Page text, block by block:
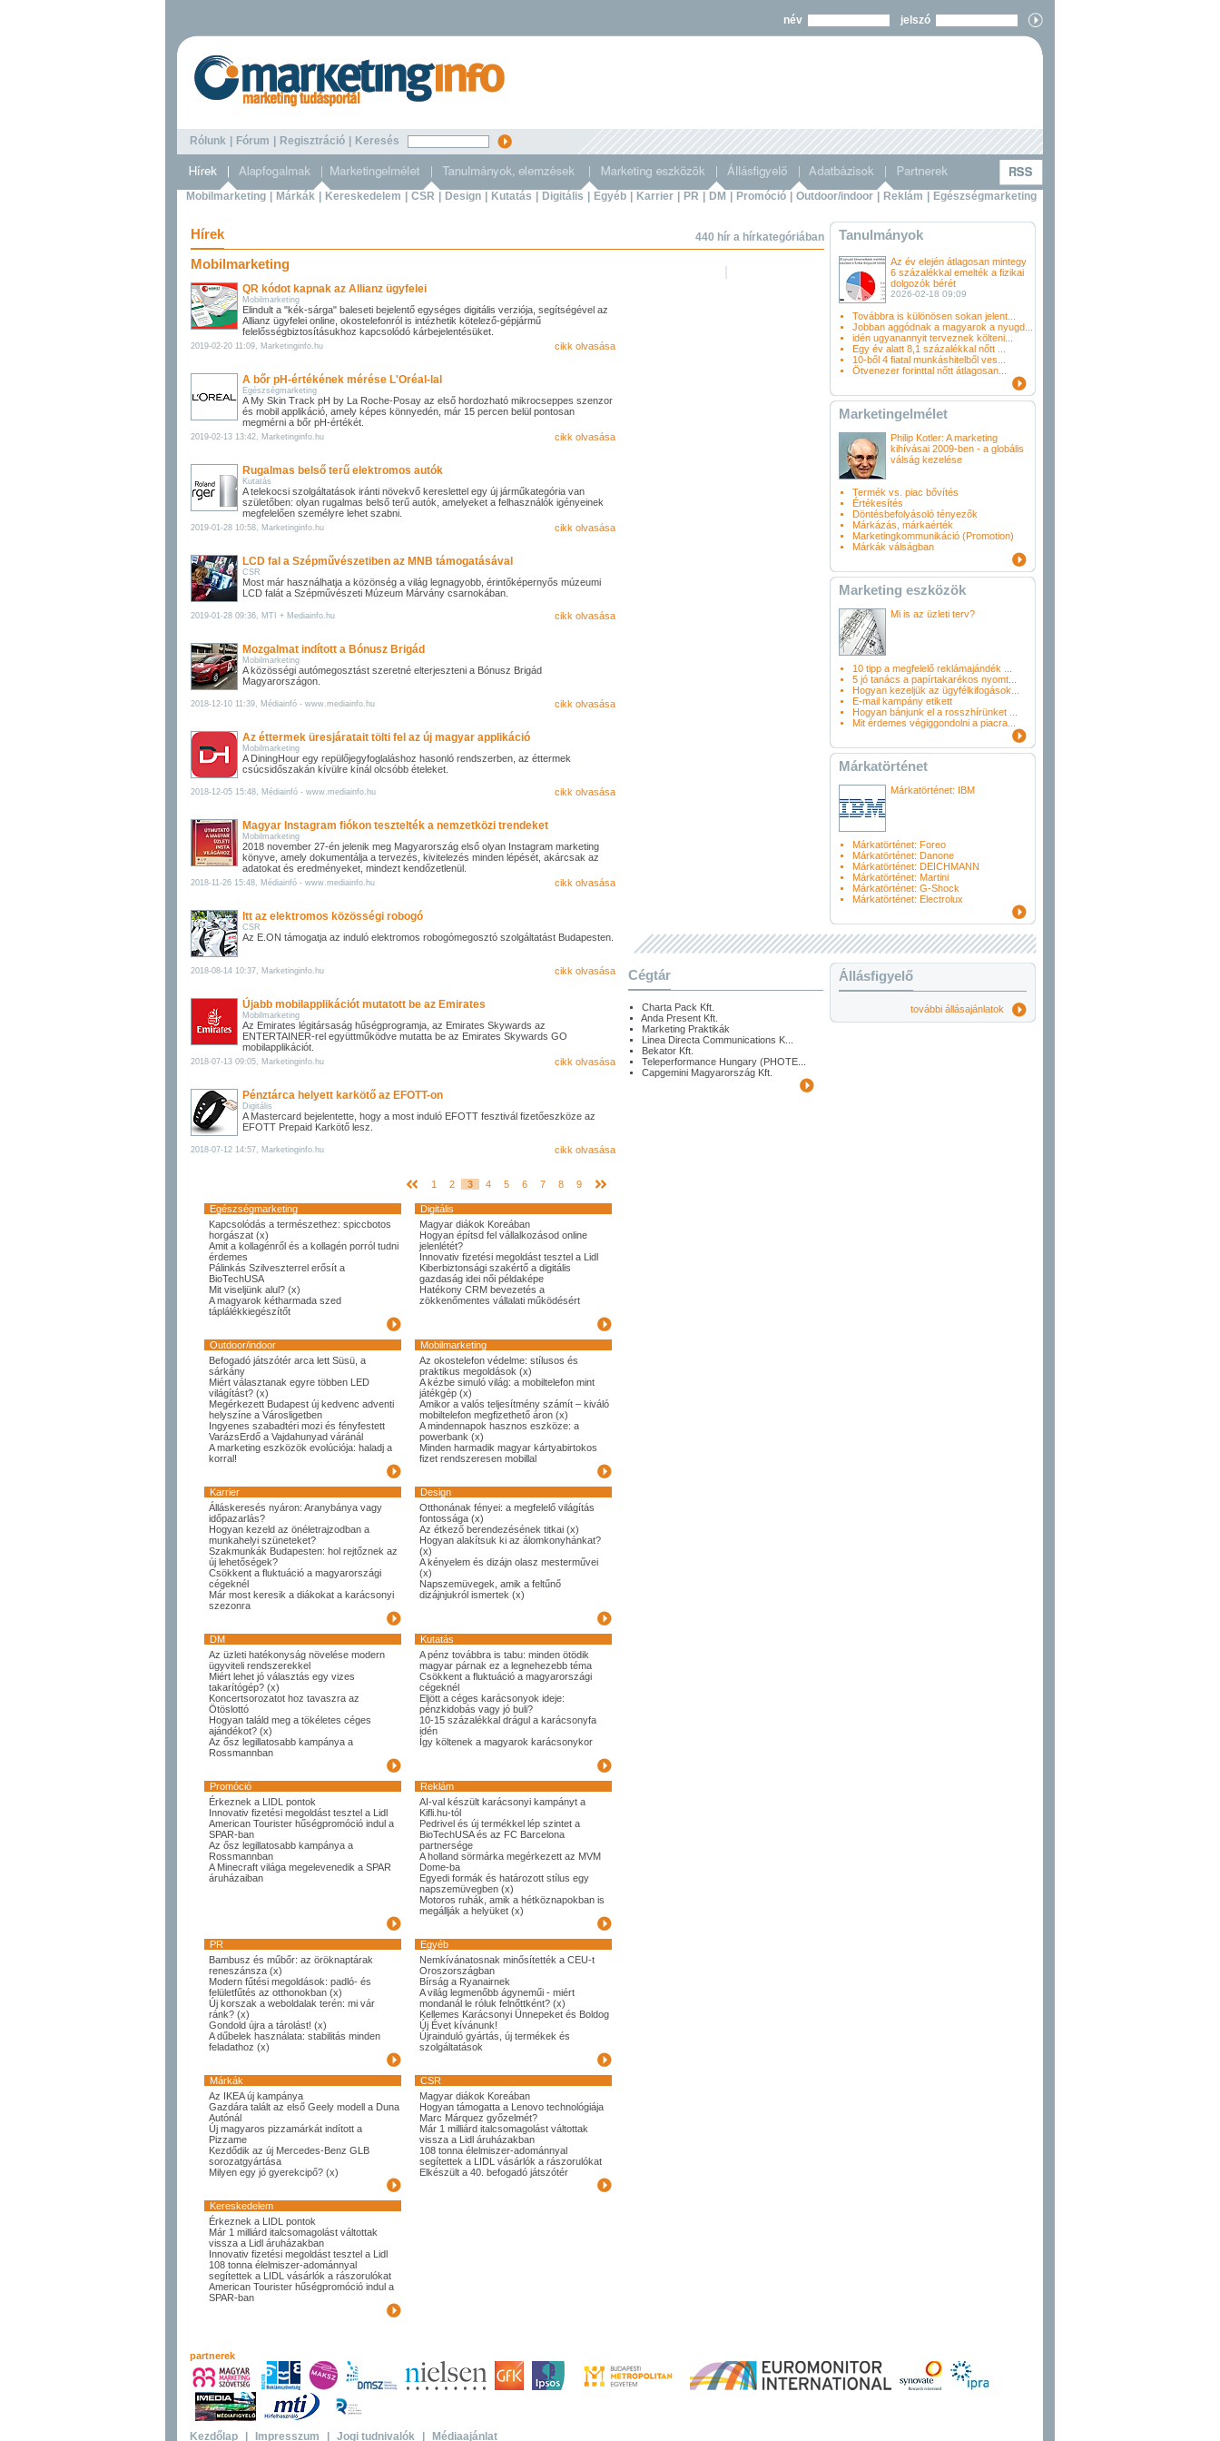
név jelszó
Rólunk Fórum Regisztráció Keresés
Mobilmarketing Márkák Kereskedelem CSR Design Kutatás Digitális Egyéb Karrier PR DM Promóció Outdoor/indoor Reklám Egészségmarketing
Hírek 440 hír a hírkategóriában
Tanulmányok
Mobilmarketing
QR kódot kapnak az Allianz ügyfelei
Mobilmarketing
Elindult a "kék-sárga" baleseti bejelentő egységes digitális verziója, segítségével az
Allianz ügyfelei online, okostelefonról is intézhetik kötelező-gépjármű
felelősségbiztosításukhoz kapcsolódó kárbejelentésüket.
2019-02-20 11:09, Marketinginfo.hu cikk olvasása
A bőr pH-értékének mérése L'Oréal-lal
Egészségmarketing
A My Skin Track pH by La Roche-Posay az első hordozható mikrocseppes szenzor
és mobil applikáció, amely képes könnyedén, már 15 percen belül pontosan
megmérni a bőr pH-értékét.
2019-02-13 13:42, Marketinginfo.hu cikk olvasása
Rugalmas belső terű elektromos autók
Kutatás
A telekocsi szolgáltatások iránti növekvő kereslettel egy új járműkategória van
születőben: olyan rugalmas belső terű autók, amelyeket a felhasználók igényeinek
megfelelően személyre lehet szabni.
2019-01-28 10:58, Marketinginfo.hu cikk olvasása
LCD fal a Szépművészetiben az MNB támogatásával
CSR
Most már használhatja a közönség a világ legnagyobb, érintőképernyős múzeumi
LCD falát a Szépművészeti Múzeum Márvány csarnokában.
2019-01-28 09:36, MTI + Mediainfo.hu cikk olvasása
Mozgalmat indított a Bónusz Brigád
Mobilmarketing
A közösségi autómegosztást szeretné elterjeszteni a Bónusz Brigád
Magyarországon.
2018-12-10 11:39, Médiainfó - www.mediainfo.hu cikk olvasása
Az éttermek üresjáratait tölti fel az új magyar applikáció
Mobilmarketing
A DiningHour egy repülőjegyfoglaláshoz hasonló rendszerben, az éttermek
csúcsidőszakán kívülre kínál olcsóbb ételeket.
2018-12-05 15:48, Médiainfó - www.mediainfo.hu cikk olvasása
Magyar Instagram fiókon tesztelték a nemzetközi trendeket
Mobilmarketing
2018 november 27-én jelenik meg Magyarország első olyan Instagram marketing
könyve, amely dokumentálja a tervezés, kivitelezés minden lépését, akárcsak az
adatokat és eredményeket, mindezt kendőzetlenül.
2018-11-26 15:48, Médiainfó - www.mediainfo.hu cikk olvasása
Itt az elektromos közösségi robogó
CSR
Az E.ON támogatja az induló elektromos robogómegosztó szolgáltatást Budapesten.
2018-08-14 10:37, Marketinginfo.hu cikk olvasása
Újabb mobilapplikációt mutatott be az Emirates
Mobilmarketing
Az Emirates légitársaság hűségprogramja, az Emirates Skywards az
ENTERTAINER-rel együttműködve mutatta be az Emirates Skywards GO
mobilapplikációt.
2018-07-13 09:05, Marketinginfo.hu cikk olvasása
Pénztárca helyett karkötő az EFOTT-on
Digitális
A Mastercard bejelentette, hogy a most induló EFOTT fesztivál fizetőeszköze az
EFOTT Prepaid Karkötő lesz.
2018-07-12 14:57, Marketinginfo.hu cikk olvasása
1 2 3 4 5 6 7 8 9
Egészségmarketing
Digitális
Kapcsolódás a természethez: spiccbotos
horgászat (x)
Amit a kollagénről és a kollagén porról tudni
érdemes
Pálinkás Szilveszterrel erősít a
BioTechUSA
Mit viseljünk alul? (x)
A magyarok kétharmada szed
táplálékkiegészítőt
Magyar diákok Koreában
Hogyan építsd fel vállalkozásod online
jelenlétét?
Innovativ fizetési megoldást tesztel a Lidl
Kiberbiztonsági szakértő a digitális
gazdaság idei női példaképe
Hatékony CRM bevezetés a
zökkenőmentes vállalati működésért
Outdoor/indoor
Mobilmarketing
Befogadó játszótér arca lett Süsü, a
sárkány
Miért választanak egyre többen LED
világítást? (x)
Megérkezett Budapest új kedvenc adventi
helyszíne a Városligetben
Ingyenes szabadtéri mozi és fényfestett
VarázsErdő a Vajdahunyad váránál
A marketing eszközök evolúciója: haladj a
korral!
Az okostelefon védelme: stílusos és
praktikus megoldások (x)
A kézbe simuló világ: a mobiltelefon mint
játékgép (x)
Amikor a valós teljesítmény számít – kiváló
mobiltelefon megfizethető áron (x)
A mindennapok hasznos eszköze: a
powerbank (x)
Minden harmadik magyar kártyabirtokos
fizet rendszeresen mobillal
Karrier
Design
Álláskeresés nyáron: Aranybánya vagy
időpazarlás?
Hogyan kezeld az önéletrajzodban a
munkahelyi szüneteket?
Szakmunkák Budapesten: hol rejtőznek az
új lehetőségek?
Csökkent a fluktuáció a magyarországi
cégeknél
Már most keresik a diákokat a karácsonyi
szezonra
Otthonának fényei: a megfelelő világítás
fontossága (x)
Az étkező berendezésének titkai (x)
Hogyan alakítsuk ki az álomkonyhánkat?
(x)
A kényelem és dizájn olasz mesterművei
(x)
Napszemüvegek, amik a feltűnő
dizájnjukról ismertek (x)
DM
Kutatás
Az üzleti hatékonyság növelése modern
ügyviteli rendszerekkel
Miért lehet jó választás egy vizes
takarítógép? (x)
Koncertsorozatot hoz tavaszra az
Ötöslottó
Hogyan találd meg a tökéletes céges
ajándékot? (x)
Az ősz legillatosabb kampánya a
Rossmannban
A pénz továbbra is tabu: minden ötödik
magyar párnak ez a legnehezebb téma
Csökkent a fluktuáció a magyarországi
cégeknél
Eljött a céges karácsonyok ideje:
pénzkidobás vagy jó buli?
10-15 százalékkal drágul a karácsonyfa
idén
Így költenek a magyarok karácsonykor
Promóció
Reklám
Érkeznek a LIDL pontok
Innovativ fizetési megoldást tesztel a Lidl
American Tourister hűségpromóció indul a
SPAR-ban
Az ősz legillatosabb kampánya a
Rossmannban
A Minecraft világa megelevenedik a SPAR
áruházaiban
AI-val készült karácsonyi kampányt a
Kifli.hu-tól
Pedrivel és új termékkel lép szintet a
BioTechUSA és az FC Barcelona
partnersége
A holland sörmárka megérkezett az MVM
Dome-ba
Egyedi formák és határozott stílus egy
napszemüvegben (x)
Motoros ruhák, amik a hétköznapokban is
megállják a helyüket (x)
PR
Egyéb
Bambusz és műbőr: az öröknaptárak
reneszánsza (x)
Modern fűtési megoldások: padló- és
felületfűtés az otthonokban (x)
Új korszak a weboldalak terén: mi vár
ránk? (x)
Gondold újra a tárolást! (x)
A dűbelek használata: stabilitás minden
feladathoz (x)
Nemkívánatosnak minősítették a CEU-t
Oroszországban
Bírság a Ryanairnek
A világ legmenőbb ágyneműi - miért
mondanál le róluk felnőttként? (x)
Kellemes Karácsonyi Ünnepeket és Boldog
Új Évet kívánunk!
Újrainduló gyártás, új termékek és
szolgáltatások
Márkák
CSR
Az IKEA új kampánya
Gazdára talált az első Geely modell a Duna
Autónál
Új magyaros pizzamárkát indított a
Pizzame
Kezdődik az új Mercedes-Benz GLB
sorozatgyártása
Milyen egy jó gyerekcipő? (x)
Magyar diákok Koreában
Hogyan támogatta a Lenovo technológiája
Marc Márquez győzelmét?
Már 1 milliárd italcsomagolást váltottak
vissza a Lidl áruházakban
108 tonna élelmiszer-adománnyal
segítettek a LIDL vásárlók a rászorulókat
Elkészült a 40. befogadó játszótér
Kereskedelem
Érkeznek a LIDL pontok
Már 1 milliárd italcsomagolást váltottak
vissza a Lidl áruházakban
Innovativ fizetési megoldást tesztel a Lidl
108 tonna élelmiszer-adománnyal
segítettek a LIDL vásárlók a rászorulókat
American Tourister hűségpromóció indul a
SPAR-ban
Az év elején átlagosan mintegy
6 százalékkal emelték a fizikai
dolgozók bérét
2026-02-18 09:09
Továbbra is különösen sokan jelent...
Jobban aggódnak a magyarok a nyugd...
idén ugyanannyit terveznek költeni...
Egy év alatt 8,1 százalékkal nőtt ...
10-ből 4 fiatal munkáshitelből ves...
Ötvenezer forinttal nőtt átlagosan...
Marketingelmélet
Philip Kotler: A marketing
kihívásai 2009-ben - a globális
válság kezelése
Termék vs. piac bővítés
Értékesítés
Döntésbefolyásoló tényezők
Márkázás, márkaérték
Marketingkommunikáció (Promotion)
Márkák válságban
Marketing eszközök
Mi is az üzleti terv?
10 tipp a megfelelő reklámajándék ...
5 jó tanács a papírtakarékos nyomt...
Hogyan kezeljük az ügyfélkifogások...
E-mail kampány etikett
Hogyan bánjunk el a rosszhírünket ...
Mit érdemes végiggondolni a piacra...
Márkatörténet
Márkatörténet: IBM
Márkatörténet: Foreo
Márkatörténet: Danone
Márkatörténet: DEICHMANN
Márkatörténet: Martini
Márkatörténet: G-Shock
Márkatörténet: Electrolux
Cégtár
Charta Pack Kft.
Anda Present Kft.
Marketing Praktikák
Linea Directa Communications K...
Bekator Kft.
Teleperformance Hungary (PHOTE...
Capgemini Magyarország Kft.
Állásfigyelő
további állásajánlatok
partnerek
Kezdőlap Impresszum Jogi tudnivalók Médiaajánlat